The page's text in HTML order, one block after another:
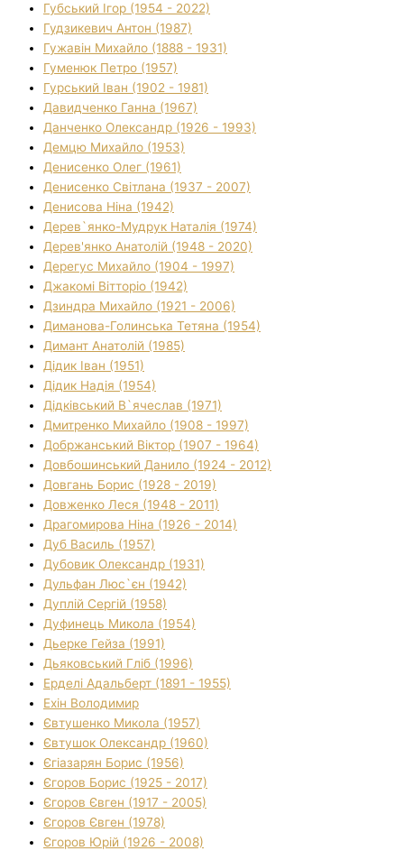
Губський Ігор (1954 - 2022)
Гудзикевич Антон (1987)
Гужавін Михайло (1888 - 1931)
Гуменюк Петро (1957)
Гурський Іван (1902 - 1981)
Давидченко Ганна (1967)
Данченко Олександр (1926 - 1993)
Демцю Михайло (1953)
Денисенко Олег (1961)
Денисенко Світлана (1937 - 2007)
Денисова Ніна (1942)
Дерев`янко-Мудрук Наталія (1974)
Дерев'янко Анатолій (1948 - 2020)
Дерегус Михайло (1904 - 1997)
Джакомі Вітторіо (1942)
Дзиндра Михайло (1921 - 2006)
Диманова-Голинська Тетяна (1954)
Димант Анатолій (1985)
Дідик Іван (1951)
Дідик Надія (1954)
Дідківський В`ячеслав (1971)
Дмитренко Михайло (1908 - 1997)
Добржанський Віктор (1907 - 1964)
Довбошинський Данило (1924 - 2012)
Довгань Борис (1928 - 2019)
Довженко Леся (1948 - 2011)
Драгомирова Ніна (1926 - 2014)
Дуб Василь (1957)
Дубовик Олександр (1931)
Дульфан Люс`єн (1942)
Дуплій Сергій (1958)
Дуфинець Микола (1954)
Дьерке Гейза (1991)
Дьяковський Гліб (1996)
Ерделі Адальберт (1891 - 1955)
Ехін Володимир
Євтушенко Микола (1957)
Євтушок Олександр (1960)
Єгіазарян Борис (1956)
Єгоров Борис (1925 - 2017)
Єгоров Євген (1917 - 2005)
Єгоров Євген (1978)
Єгоров Юрій (1926 - 2008)